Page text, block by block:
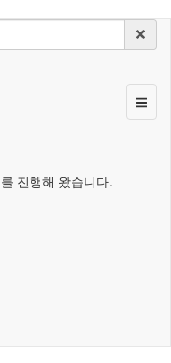
진행해 왔습니다.